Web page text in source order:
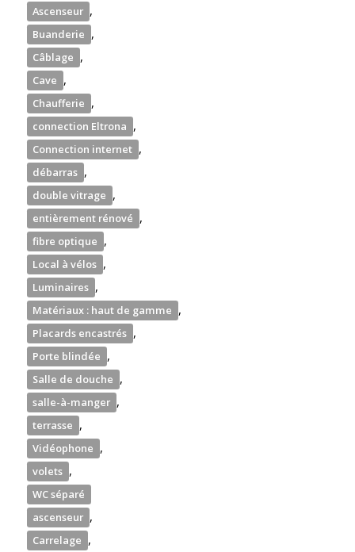
Ascenseur ,
Buanderie ,
Câblage ,
Cave ,
Chaufferie ,
connection Eltrona ,
Connection internet ,
débarras ,
double vitrage ,
entièrement rénové ,
fibre optique ,
Local à vélos ,
Luminaires ,
Matériaux : haut de gamme ,
Placards encastrés ,
Porte blindée ,
Salle de douche ,
salle-à-manger ,
terrasse ,
Vidéophone ,
volets ,
WC séparé
ascenseur ,
Carrelage ,